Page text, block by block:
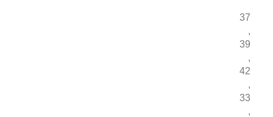
37
,
39
,
42
,
33
,